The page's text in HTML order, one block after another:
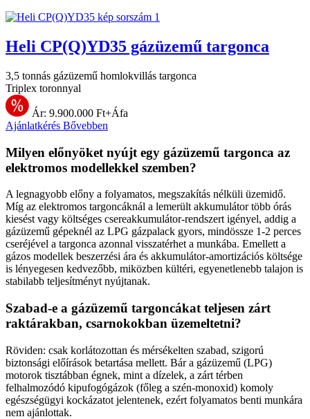
Heli CP(Q)YD35 gázüzemű targonca
3,5 tonnás gázüzemű homlokvillás targonca
Triplex toronnyal
Ár: 9.900.000 Ft+Áfa
Ajánlatkérés Bővebben
Milyen előnyöket nyújt egy gázüzemű targonca az
elektromos modellekkel szemben?
A legnagyobb előny a folyamatos, megszakítás nélküli üzemidő.
Míg az elektromos targoncáknál a lemerült akkumulátor több órás
kiesést vagy költséges csereakkumulátor-rendszert igényel, addig a
gázüzemű gépeknél az LPG gázpalack gyors, mindössze 1-2 perces
cseréjével a targonca azonnal visszatérhet a munkába. Emellett a
gázos modellek beszerzési ára és akkumulátor-amortizációs költsége
is lényegesen kedvezőbb, miközben kültéri, egyenetlenebb talajon is
stabilabb teljesítményt nyújtanak.
Szabad-e a gázüzemű targoncákat teljesen zárt
raktárakban, csarnokokban üzemeltetni?
Röviden: csak korlátozottan és mérsékelten szabad, szigorú
biztonsági előírások betartása mellett. Bár a gázüzemű (LPG)
motorok tisztábban égnek, mint a dízelek, a zárt térben
felhalmozódó kipufogógázok (főleg a szén-monoxid) komoly
egészségügyi kockázatot jelentenek, ezért folyamatos benti munkára
nem ajánlottak.